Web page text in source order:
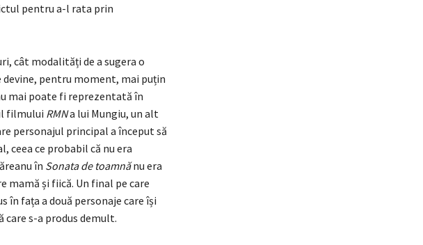
pentru a-l rata prin
cât modalități de a sugera o
pentru moment, mai puțin
mai poate fi reprezentată în
filmului RMNa lui Mungiu, un alt
personajul principal a început să
ceea ce probabil că nu era
în Sonata de toamnănu era
și fiică. Un final pe care
în fața a două personaje care își
s-a produs demult.